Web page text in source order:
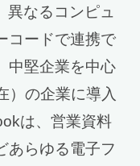
なるコンピュ
コードで連携で
中堅企業を中心
）の企業に導入
は、営業資料
あらゆる電子フ